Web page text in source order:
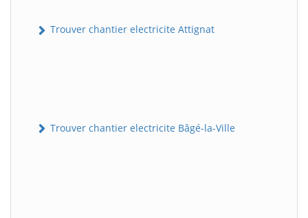
Trouver chantier electricite Attignat
Trouver chantier electricite Bâgé-la-Ville